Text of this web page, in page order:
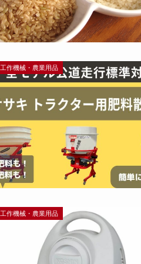
工作機械・農業用品
工作機械・農業用品